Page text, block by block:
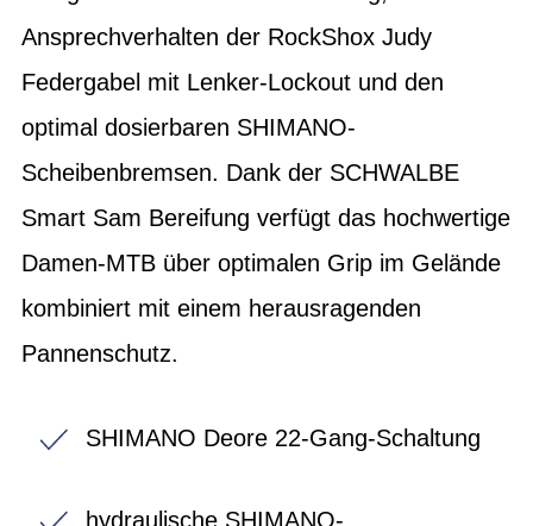
Ansprechverhalten der RockShox Judy
Federgabel mit Lenker-Lockout und den
optimal dosierbaren SHIMANO-
Scheibenbremsen. Dank der SCHWALBE
Smart Sam Bereifung verfügt das hochwertige
Damen-MTB über optimalen Grip im Gelände
kombiniert mit einem herausragenden
Pannenschutz.
SHIMANO Deore 22-Gang-Schaltung
hydraulische SHIMANO-